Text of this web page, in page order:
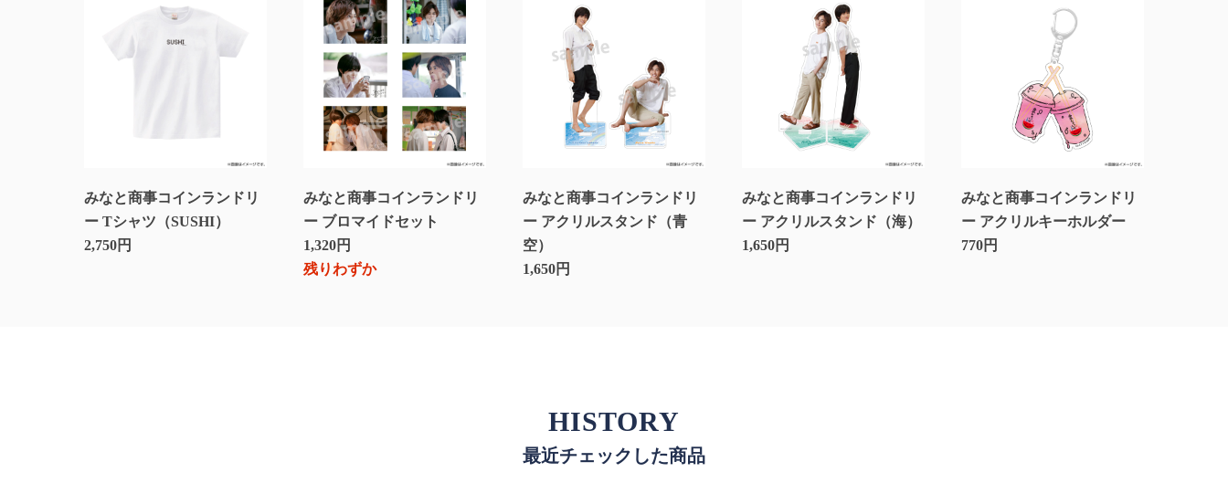
みなと商事コインランドリ
ー Tシャツ（SUSHI）
2,750円
みなと商事コインランドリ
ー ブロマイドセット
1,320円
残りわずか
みなと商事コインランドリ
ー アクリルスタンド（青
空）
1,650円
みなと商事コインランドリ
ー アクリルスタンド（海）
1,650円
みなと商事コインランドリ
ー アクリルキーホルダー
770円
HISTORY
最近チェックした商品